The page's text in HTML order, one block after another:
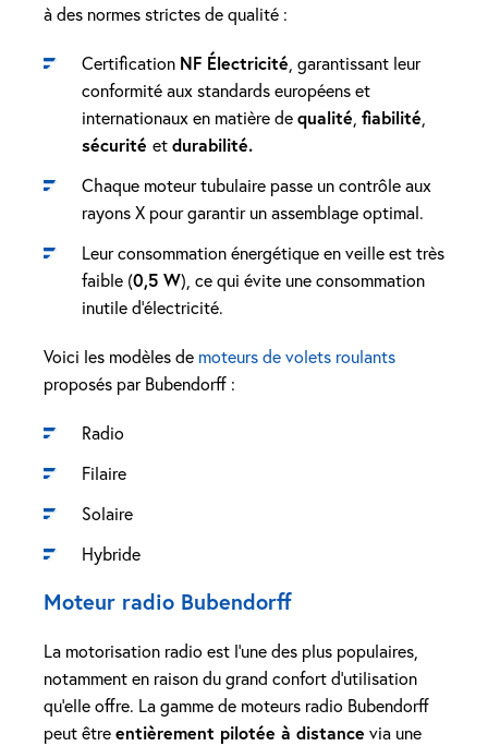
à des normes strictes de qualité :
Certification NF Électricité , garantissant leur
conformité aux standards européens et
internationaux en matière dequalité fiabilité
sécurité etdurabilité.
Chaque moteur tubulaire passe un contrôle aux
rayons X pour garantir un assemblage optimal.
Leur consommation énergétique en veille est très
faible (0,5 W), ce qui évite une consommation
inutile d’électricité.
Voici les modèles de moteurs de volets roulants
proposés par Bubendorff :
Radio
Filaire
Solaire
Hybride
Moteur radio Bubendorff
La motorisation radio est l’une des plus populaires,
notamment en raison du grand confort d’utilisation
qu’elle offre. La gamme de moteurs radio Bubendorff
peut êtreentièrement pilotée à distance via une